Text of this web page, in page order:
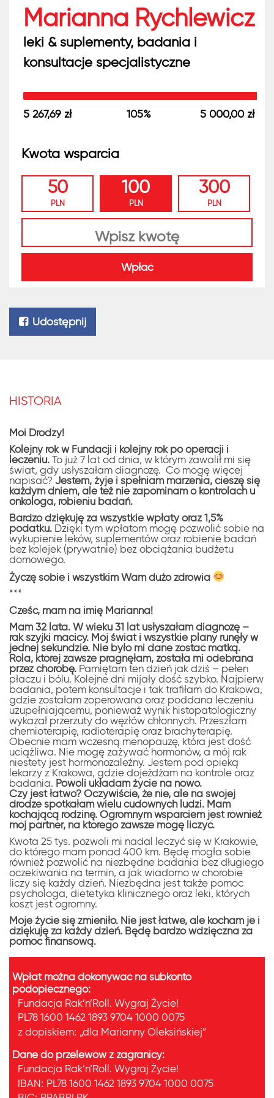
Marianna Rychlewicz
leki & suplementy, badania i
konsultacje specjalistyczne
5 267,69 zł 105% 5 000,00 zł
Kwota wsparcia
50
PLN
100
PLN
300
PLN
Wpłać
Udostępnij
HISTORIA
Moi Drodzy!
Kolejny rok w Fundacji i kolejny rok po operacji i
leczeniu. To już 7 lat od dnia, w którym zawalił mi się
świat, gdy usłyszałam diagnozę. Co mogę więcej
napisać? Jestem, żyje i spełniam marzenia, cieszę się
każdym dniem, ale też nie zapominam o kontrolach u
onkologa, robieniu badań.
Bardzo dziękuję za wszystkie wpłaty oraz 1,5%
podatku. Dzięki tym wpłatom mogę pozwolić sobie na
wykupienie leków, suplementów oraz robienie badań
bez kolejek (prywatnie) bez obciążania budżetu
domowego.
Życzę sobie i wszystkim Wam dużo zdrowia
***
Cześć, mam na imię Marianna!
Mam 32 lata. W wieku 31 lat usłyszałam diagnozę –
rak szyjki macicy. Mój świat i wszystkie plany runęły w
jednej sekundzie. Nie było mi dane zostać matką.
Rola, której zawsze pragnęłam, została mi odebrana
przez chorobę. Pamiętam ten dzień jak dziś – pełen
płaczu i bólu. Kolejne dni mijały dość szybko. Najpierw
badania, potem konsultacje i tak trafiłam do Krakowa,
gdzie zostałam zoperowana oraz poddana leczeniu
uzupełniającemu, ponieważ wynik histopatologiczny
wykazał przerzuty do węzłów chłonnych. Przeszłam
chemioterapię, radioterapię oraz brachyterapię.
Obecnie mam wczesną menopauzę, która jest dość
uciążliwa. Nie mogę zażywać hormonów, a mój rak
niestety jest hormonozależny. Jestem pod opieką
lekarzy z Krakowa, gdzie dojeżdżam na kontrole oraz
badania. Powoli układam życie na nowo.
Czy jest łatwo? Oczywiście, że nie, ale na swojej
drodze spotkałam wielu cudownych ludzi. Mam
kochającą rodzinę. Ogromnym wsparciem jest również
mój partner, na którego zawsze mogę liczyć.
Kwota 25 tys. pozwoli mi nadal leczyć się w Krakowie,
do którego mam ponad 400 km. Będę mogła sobie
również pozwolić na niezbędne badania bez długiego
oczekiwania na termin, a jak wiadomo w chorobie
liczy się każdy dzień. Niezbędna jest także pomoc
psychologa, dietetyka klinicznego oraz leki, których
koszt jest ogromny.
Moje życie się zmieniło. Nie jest łatwe, ale kocham je i
dziękuję za każdy dzień. Będę bardzo wdzięczna za
pomoc finansową.
Wpłat można dokonywać na subkonto
podopiecznego:
Fundacja Rak’n’Roll. Wygraj Życie!
PL78 1600 1462 1893 9704 1000 0075
z dopiskiem: „dla Marianny Oleksińskiej”
Dane do przelewów z zagranicy:
Fundacja Rak’n’Roll. Wygraj Życie!
IBAN: PL78 1600 1462 1893 9704 1000 0075